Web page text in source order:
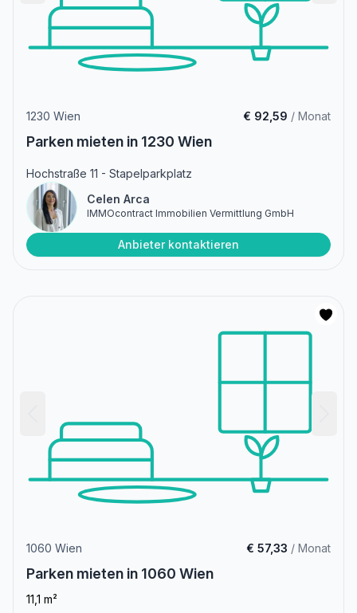
1230 Wien € 92,59 / Monat
Parken mieten in 1230 Wien
Hochstraße 11 - Stapelparkplatz
Celen Arca
IMMOcontract Immobilien Vermittlung GmbH
Anbieter kontaktieren
1060 Wien € 57,33 / Monat
Parken mieten in 1060 Wien
11,1 m²